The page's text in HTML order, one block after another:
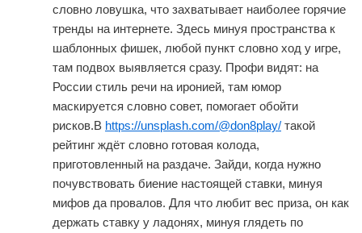
словно ловушка, что захватывает наиболее горячие
тренды на интернете. Здесь минуя пространства к
шаблонных фишек, любой пункт словно ход у игре,
там подвох выявляется сразу. Профи видят: на
России стиль речи на иронией, там юмор
маскируется словно совет, помогает обойти
рисков.В https://unsplash.com/@don8play/ такой
рейтинг ждёт словно готовая колода,
приготовленный на раздаче. Зайди, когда нужно
почувствовать биение настоящей ставки, минуя
мифов да провалов. Для что любит вес приза, он как
держать ставку у ладонях, минуя глядеть по